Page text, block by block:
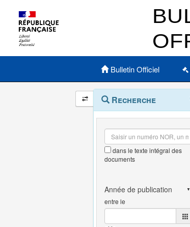
Menu principal
Bulletin Officiel
Navigation
et
outils
annexes
Menu
contextuel
Recherche
dans le texte intégral des
documents
entre le